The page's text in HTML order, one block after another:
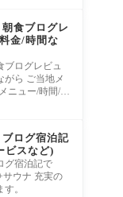
朝食ブログレ
金/時間な
ブログレビュ
がら ご当地メ
ニュー/時間/コ
。
ブログ宿泊記
ビスなど)
グ宿泊記で
サウナ 充実の
。